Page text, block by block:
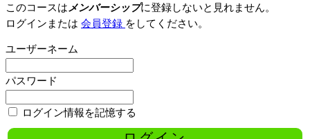
このコースはメンバーシップに登録しないと見れません。
ログインまたは 会員登録 をしてください。
ユーザーネーム
パスワード
ログイン情報を記憶する